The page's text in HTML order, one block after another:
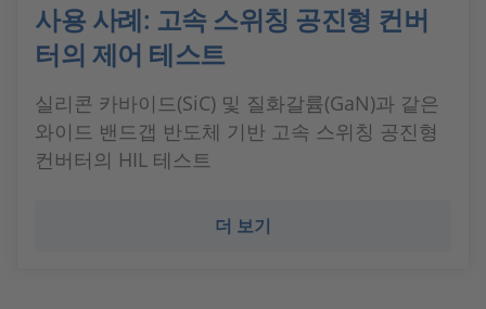
사용 사례: 고속 스위칭 공진형 컨버
터의 제어 테스트
실리콘 카바이드(SiC) 및 질화갈륨(GaN)과 같은
와이드 밴드갭 반도체 기반 고속 스위칭 공진형
컨버터의 HIL 테스트
더 보기